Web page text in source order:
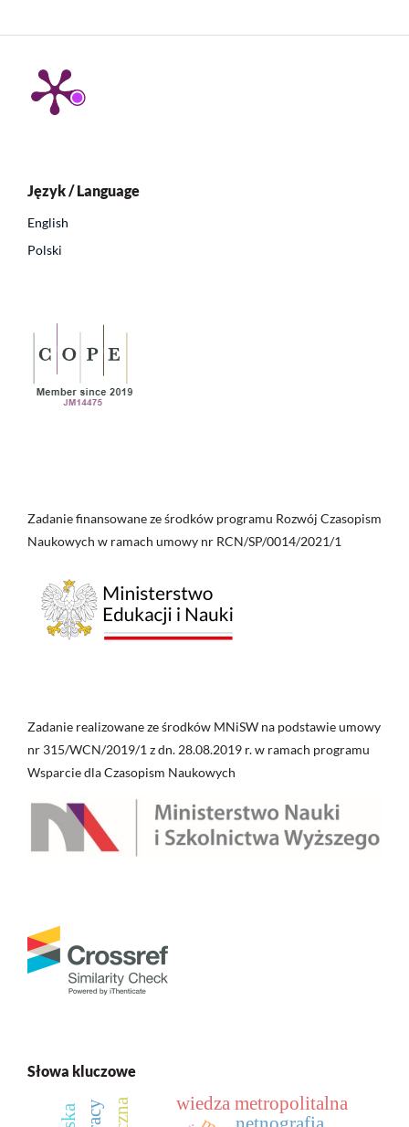
Język / Language
English
Polski
Zadanie finansowane ze środków programu Rozwój Czasopism
Naukowych w ramach umowy nr RCN/SP/0014/2021/1
Zadanie realizowane ze środków MNiSW na podstawie umowy
nr 315/WCN/2019/1 z dn. 28.08.2019 r. w ramach programu
Wsparcie dla Czasopism Naukowych
Słowa kluczowe
wiedza metropolitalna